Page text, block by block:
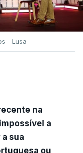
- Lusa
na
a
sua
ou